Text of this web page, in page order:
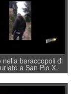
nella baraccopoli di
a San Pio X.
ai Vicentini: “faremo
di Natale ai
residenti”